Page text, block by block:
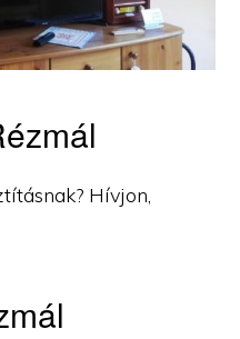
Hívjon,